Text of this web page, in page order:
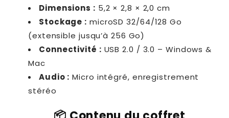
Dimensions : 5,2 × 2,8 × 2,0 cm
Stockage : microSD 32/64/128 Go
(extensible jusqu’à 256 Go)
Connectivité : USB 2.0 / 3.0 – Windows &
Mac
Audio : Micro intégré, enregistrement
stéréo